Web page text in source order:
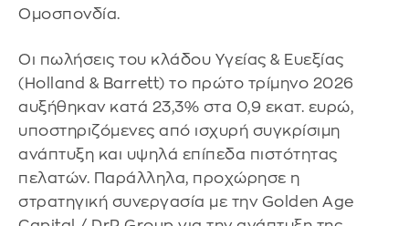
Ομοσπονδία.
Οι πωλήσεις του κλάδου Υγείας & Ευεξίας
(Holland & Barrett) το πρώτο τρίμηνο 2026
αυξήθηκαν κατά 23,3% στα 0,9 εκατ. ευρώ,
υποστηριζόμενες από ισχυρή συγκρίσιμη
ανάπτυξη και υψηλά επίπεδα πιστότητας
πελατών. Παράλληλα, προχώρησε η
στρατηγική συνεργασία με την Golden Age